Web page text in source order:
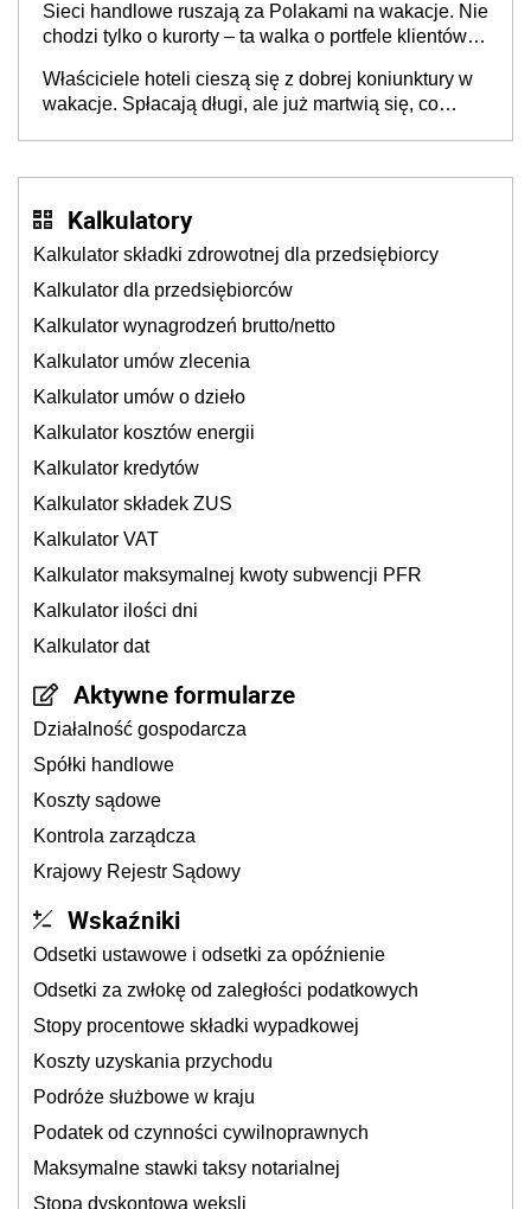
Sieci handlowe ruszają za Polakami na wakacje. Nie
chodzi tylko o kurorty – ta walka o portfele klientów
cichu
Właściciele hoteli cieszą się z dobrej koniunktury w
wakacje. Spłacają długi, ale już martwią się, co
Kalkulatory
Kalkulator składki zdrowotnej dla przedsiębiorcy
Kalkulator dla przedsiębiorców
Kalkulator wynagrodzeń brutto/netto
Kalkulator umów zlecenia
Kalkulator umów o dzieło
Kalkulator kosztów energii
Kalkulator kredytów
Kalkulator składek ZUS
Kalkulator VAT
Kalkulator maksymalnej kwoty subwencji PFR
Kalkulator ilości dni
Kalkulator dat
Aktywne formularze
Działalność gospodarcza
Spółki handlowe
Koszty sądowe
Kontrola zarządcza
Krajowy Rejestr Sądowy
Wskaźniki
Odsetki ustawowe i odsetki za opóźnienie
Odsetki za zwłokę od zaległości podatkowych
Stopy procentowe składki wypadkowej
Koszty uzyskania przychodu
Podróże służbowe w kraju
Podatek od czynności cywilnoprawnych
Maksymalne stawki taksy notarialnej
Stopa dyskontowa weksli